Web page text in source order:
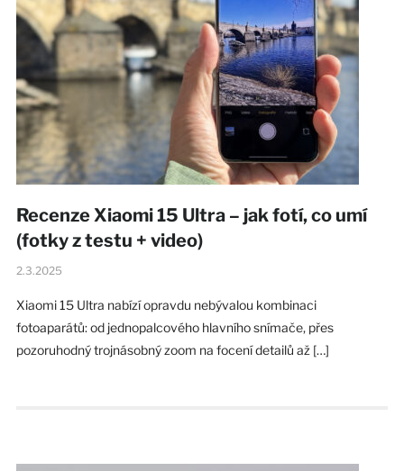
Recenze Xiaomi 15 Ultra – jak fotí, co umí
(fotky z testu + video)
2.3.2025
Xiaomi 15 Ultra nabízí opravdu nebývalou kombinaci
fotoaparátů: od jednopalcového hlavního snímače, přes
pozoruhodný trojnásobný zoom na focení detailů až […]